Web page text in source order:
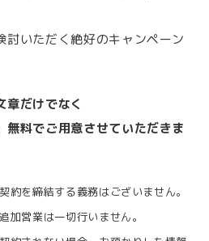
討いただく絶好のキャンペーン
章だけでなく
無料でご用意させていただきま
約を締結する義務はございません。
加営業は一切行いません。